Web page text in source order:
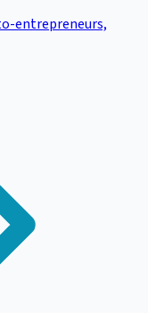
entrepreneurs,